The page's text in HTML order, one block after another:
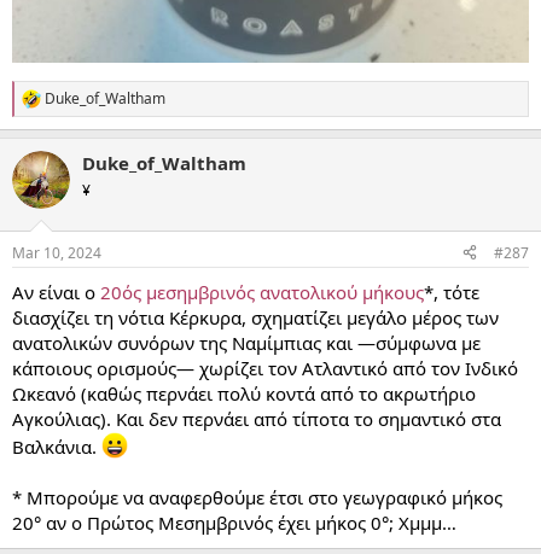
R
e
c
t
i
s
Duke_of_Waltham
Duke_of_Waltham
¥
Mar 10, 2024 #287
Αν είναι ο 20ός μεσημβρινός ανατολικού μήκους*, τότε
διασχίζει τη νότια Κέρκυρα, σχηματίζει μεγάλο μέρος των
ανατολικών συνόρων της Ναμίμπιας και —σύμφωνα με
κάποιους ορισμούς— χωρίζει τον Ατλαντικό από τον Ινδικό
Ωκεανό (καθώς περνάει πολύ κοντά από το ακρωτήριο
Αγκούλιας). Και δεν περνάει από τίποτα το σημαντικό στα
Βαλκάνια.
* Μπορούμε να αναφερθούμε έτσι στο γεωγραφικό μήκος
20° αν ο Πρώτος Μεσημβρινός έχει μήκος 0°; Χμμμ…